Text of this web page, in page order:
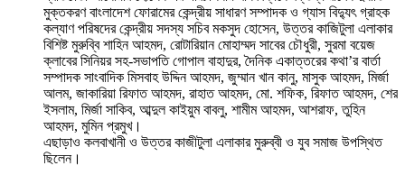
মুক্তকরণ বাংলাদেশ ফোরামের কেন্দ্রীয় সাধারণ সম্পাদক ও গ্যাস বিদ্যুৎ গ্রাহক
কল্যাণ পরিষদের কেন্দ্রীয় সদস্য সচিব মকসুদ হোসেন, উত্তর কাজিটুলা এলাকার
বিশিষ্ট মুরুব্বি শাহিন আহমদ, রোটারিয়ান মোহাম্মদ সাবের চৌধুরী, সুরমা বয়েজ
ক্লাবের সিনিয়র সহ-সভাপতি গোপাল বাহাদুর, দৈনিক একাত্তরের কথা’র বার্তা
সম্পাদক সাংবাদিক মিসবাহ উদ্দিন আহমদ, জুম্মান খান কানু, মাসুক আহমদ, মির্জা
আলম, জাকারিয়া রিফাত আহমদ, রাহাত আহমদ, মো. শফিক, রিফাত আহমদ, শের
ইসলাম, মির্জা সাকিব, আব্দুল কাইয়ুম বাবলু, শামীম আহমদ, আশরাফ, তুহিন
আহমদ, মুমিন প্রমুখ।
এছাড়াও কলবাখানী ও উত্তর কাজীটুলা এলাকার মুরুব্বী ও যুব সমাজ উপস্থিত
ছিলেন।